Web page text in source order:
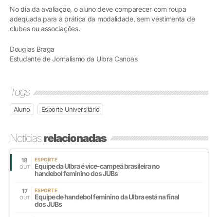
No dia da avaliação, o aluno deve comparecer com roupa
adequada para a prática da modalidade, sem vestimenta de
clubes ou associações.
Douglas Braga
Estudante de Jornalismo da Ulbra Canoas
Tags
Aluno Esporte Universitário
Notíciasrelacionadas
18
OUT
ESPORTE
Equipe da Ulbra é vice-campeã brasileira no
handebol feminino dos JUBs
17
OUT
ESPORTE
Equipe de handebol feminino da Ulbra está na final
dos JUBs